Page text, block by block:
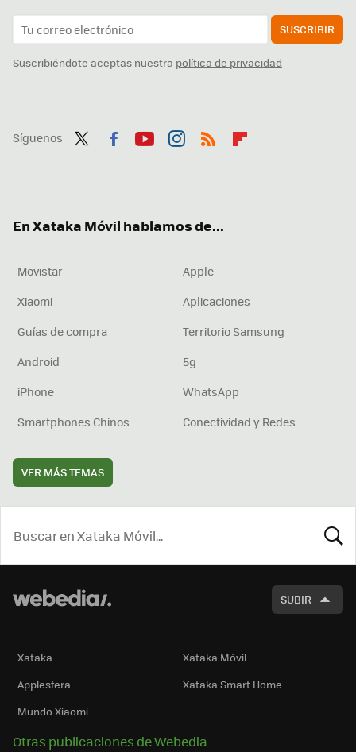
SUSCRIBIR
Suscribiéndote aceptas nuestra política de privacidad
Síguenos
En Xataka Móvil hablamos de...
Movistar
Apple
Xiaomi
Aplicaciones
Guías de compra
Territorio Samsung
Android
5g
iPhone
WhatsApp
Smartphones Chinos
Conectividad y Redes
VER MÁS TEMAS
SUBIR
Xataka
Xataka Móvil
Applesfera
Xataka Smart Home
Mundo Xiaomi
Otras publicaciones de Webedia